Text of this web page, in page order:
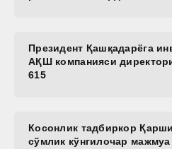
Президент Қашқадарёга
АҚШ компанияси
615
Косонлик тадбиркор
сўмлик кўнгилочар